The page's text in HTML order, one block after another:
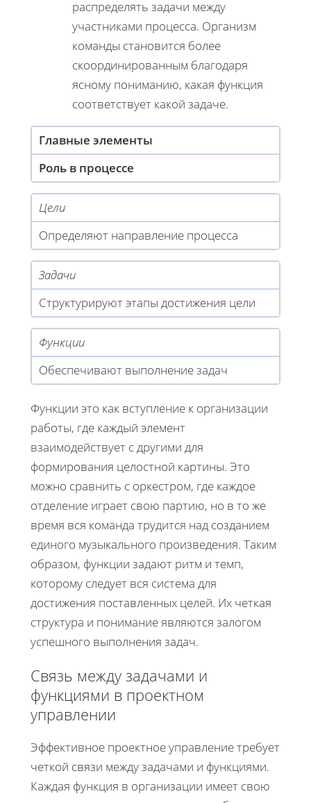
распределять задачи между
участниками процесса. Организм
команды становится более
скоординированным благодаря
ясному пониманию, какая функция
соответствует какой задаче.
Главные элементы
Роль в процессе
Цели
Определяют направление процесса
Задачи
Структурируют этапы достижения цели
Функции
Обеспечивают выполнение задач
Функции это как вступление к организации
работы, где каждый элемент
взаимодействует с другими для
формирования целостной картины. Это
можно сравнить с оркестром, где каждое
отделение играет свою партию, но в то же
время вся команда трудится над созданием
единого музыкального произведения. Таким
образом, функции задают ритм и темп,
которому следует вся система для
достижения поставленных целей. Их четкая
структура и понимание являются залогом
успешного выполнения задач.
Связь между задачами и
функциями в проектном
управлении
Эффективное проектное управление требует
четкой связи между задачами и функциями.
Каждая функция в организации имеет свою